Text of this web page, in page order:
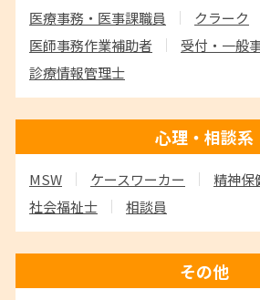
医療事務・医事課職員
クラーク
医師事務作業補助者
受付・一般
診療情報管理士
心理・相談系
MSW ケースワーカー
精神保
社会福祉士
相談員
その他